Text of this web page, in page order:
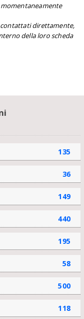
direttamente,
della loro scheda
135
36
149
440
195
58
500
118